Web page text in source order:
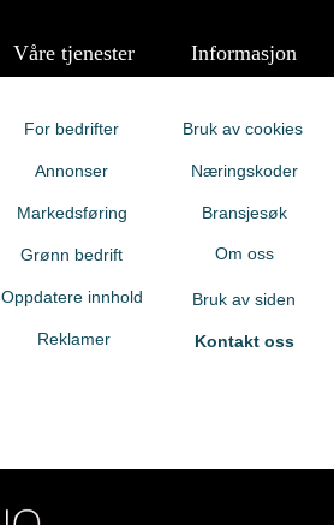
Våre tjenester Informasjon
For bedrifter
Annonser
Markedsføring
Grønn bedrift
Oppdatere innhold
Reklamer
Bruk av cookies
Næringskoder
Bransjesøk
Om oss
Bruk av siden
Kontakt oss